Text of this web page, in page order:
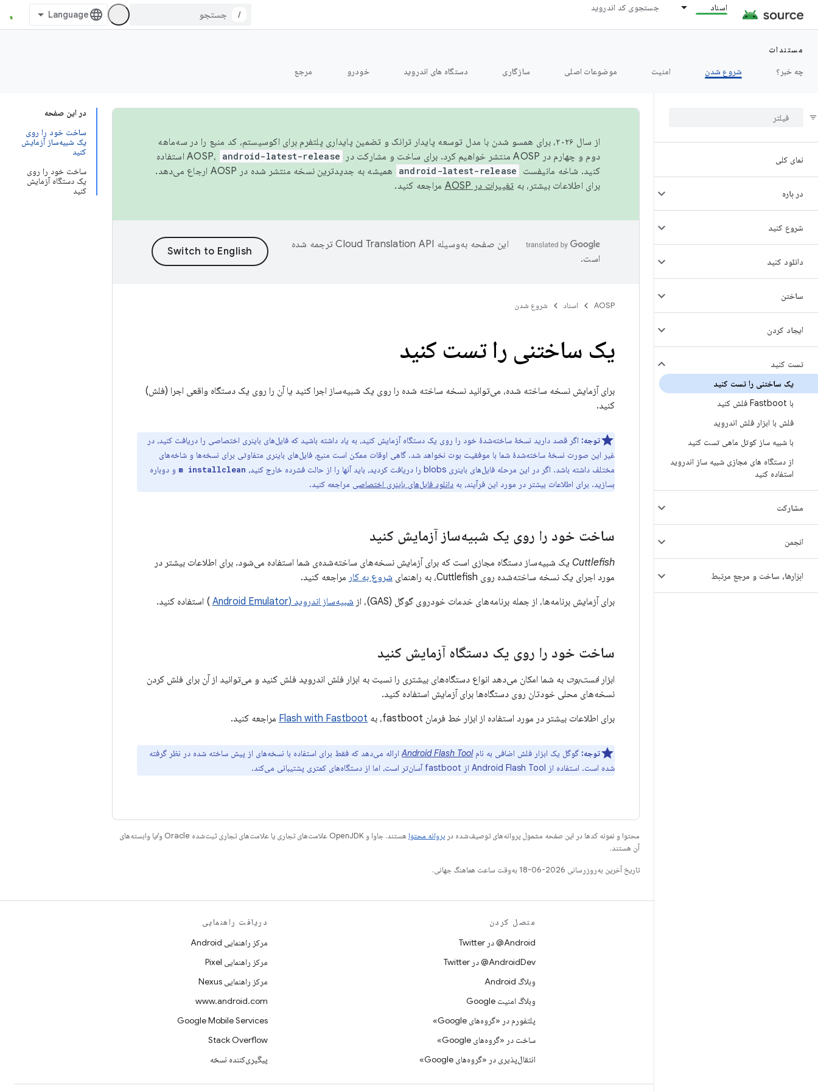
اسناد جستجوی کد اندروید
/
مستندات
چه خبر؟
شروع شدن امنیت موضوعات اصلی سازگاری دستگاه های اندروید خودرو مرجع
نمای کلی
در باره
شروع کنید
دانلود کنید
ساختن
ايجاد كردن
تست کنید
یک ساختنی را تست کنید
با Fastboot فلش کنید
فلش با ابزار فلش اندروید
با شبیه ساز کوتل ماهی تست کنید
از دستگاه های مجازی شبیه ساز اندروید
استفاده کنید
مشارکت
انجمن
ابزارها، ساخت و مرجع مرتبط
در این صفحه
ساخت خود را روی
یک شبیه‌ساز آزمایش
کنید
ساخت خود را روی
یک دستگاه آزمایش
کنید
از سال ۲۰۲۶، برای همسو شدن با مدل توسعه پایدار ترانک و تضمین پایداری پلتفرم برای اکوسیستم، کد منبع را در سه‌ماهه
دوم و چهارم در AOSP منتشر خواهیم کرد. برای ساخت و مشارکت در AOSP،
android-latest-release
استفاده
کنید. شاخه مانیفست
android-latest-release
همیشه به جدیدترین نسخه منتشر شده در AOSP ارجاع می‌دهد.
برای اطلاعات بیشتر، به تغییرات در AOSP مراجعه کنید.
این صفحه به‌وسیله
ترجمه شده
است.
AOSP اسناد شروع شدن
یک ساختنی را تست کنید
برای آزمایش نسخه ساخته شده، می‌توانید نسخه ساخته شده را روی یک شبیه‌ساز اجرا کنید یا آن را روی یک دستگاه واقعی اجرا (فلش)
کنید.
توجه: اگر قصد دارید نسخهٔ ساخته‌شدهٔ خود را روی یک دستگاه آزمایش کنید، به یاد داشته باشید که فایل‌های باینری اختصاصی را دریافت کنید، در
غیر این صورت نسخهٔ ساخته‌شدهٔ شما با موفقیت بوت نخواهد شد. گاهی اوقات ممکن است منبع، فایل‌های باینری متفاوتی برای نسخه‌ها و شاخه‌های
مختلف داشته باشد. اگر در این مرحله فایل‌های باینری blobs را دریافت کردید، باید آنها را از حالت فشرده خارج کنید،
m installclean و دوباره
بسازید. برای اطلاعات بیشتر در مورد این فرآیند، به دانلود فایل‌های باینری اختصاصی مراجعه کنید.
ساخت خود را روی یک شبیه‌ساز آزمایش کنید
Cuttlefish یک شبیه‌ساز دستگاه مجازی است که برای آزمایش نسخه‌های ساخته‌شده‌ی شما استفاده می‌شود. برای اطلاعات بیشتر در
مورد اجرای یک نسخه ساخته‌شده روی Cuttlefish، به راهنمای
شروع به کار مراجعه کنید.
برای آزمایش برنامه‌ها، از جمله برنامه‌های خدمات خودروی گوگل (GAS)، از
شبیه‌ساز اندروید (Android Emulator ) استفاده کنید.
ساخت خود را روی یک دستگاه آزمایش کنید
ابزارفست‌بوت به شما امکان می‌دهد انواع دستگاه‌های بیشتری را نسبت به ابزار فلش اندروید فلش کنید و می‌توانید از آن برای فلش کردن
نسخه‌های محلی خودتان روی دستگاه‌ها برای آزمایش استفاده کنید.
برای اطلاعات بیشتر در مورد استفاده از ابزار خط فرمان fastboot، به
Flash with Fastboot مراجعه کنید.
توجه: گوگل یک ابزار فلش اضافی به نامAndroid Flash Toolارائه می‌دهد که فقط برای استفاده با نسخه‌های از پیش ساخته شده در نظر گرفته
شده است. استفاده از Android Flash Tool از fastboot آسان‌تر است، اما از دستگاه‌های کمتری پشتیبانی می‌کند.
محتوا و نمونه کدها در این صفحه مشمول پروانه‌های توصیف‌شده در پروانه محتوا
هستند. جاوا و OpenJDK علامت‌های تجاری یا علامت‌های تجاری ثبت‌شده Oracle و/یا وابسته‌های
آن هستند.
تاریخ آخرین به‌روزرسانی 2026-06-18 به‌وقت ساعت هماهنگ جهانی.
متصل کردن
Android@ در Twitter
AndroidDev@ در Twitter
وبلاگ Android
وبلاگ امنیت Google
پلتفورم در «گروه‌های Google»
ساخت در «گروه‌های Google»
انتقال‌پذیری در «گروه‌های Google»
دریافت راهنمایی
مرکز راهنمایی Android
مرکز راهنمایی Pixel
مرکز راهنمایی Nexus
www.android.com
Google Mobile Services
Stack Overflow
پیگیری‌کننده نسخه